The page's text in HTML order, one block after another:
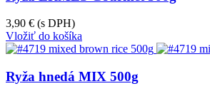
3,90 € (s DPH)
Vložiť do košíka
Ryža hnedá MIX 500g